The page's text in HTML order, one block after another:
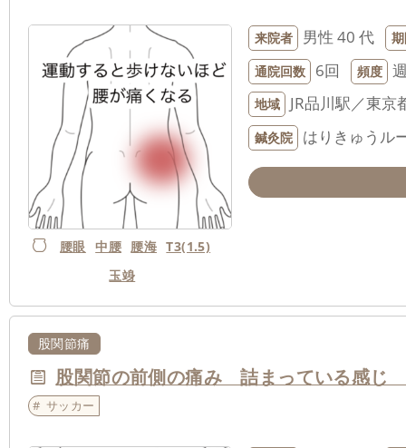
腰眼 中腰 腰海 T3(1.5)
玉竧
来院者 男性 40 代
通院回数
6回 頻度
地域 JR品川駅／東京
鍼灸院 はりきゅうル
股関節痛
股関節の前側の痛み 詰まっている感
サッカー